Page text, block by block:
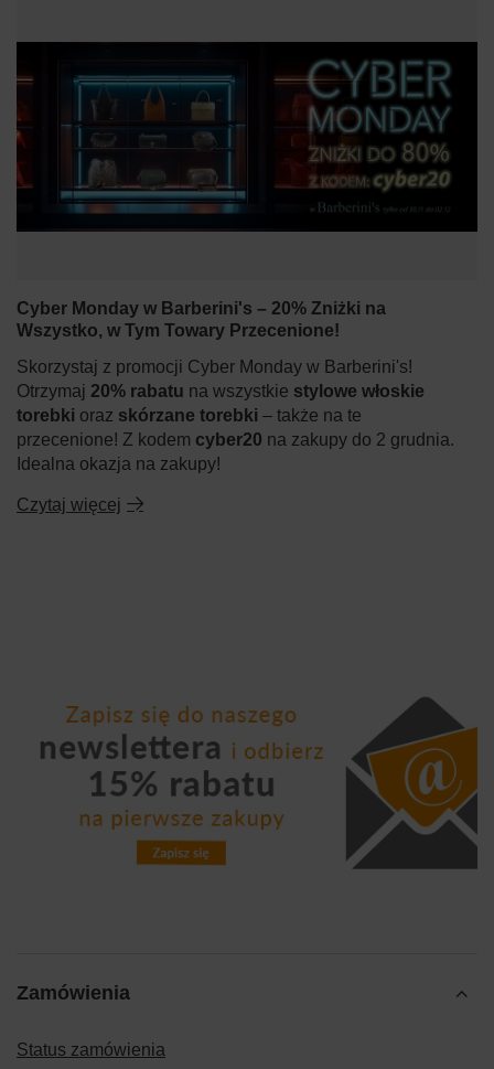
Cyber Monday w Barberini's – 20% Zniżki na
Wszystko, w Tym Towary Przecenione!
Skorzystaj z promocji Cyber Monday w Barberini's!
Otrzymaj 20% rabatu na wszystkie stylowe włoskie
torebki oraz skórzane torebki – także na te
przecenione! Z kodem cyber20 na zakupy do 2 grudnia.
Idealna okazja na zakupy!
Czytaj więcej
Zamówienia
Status zamówienia